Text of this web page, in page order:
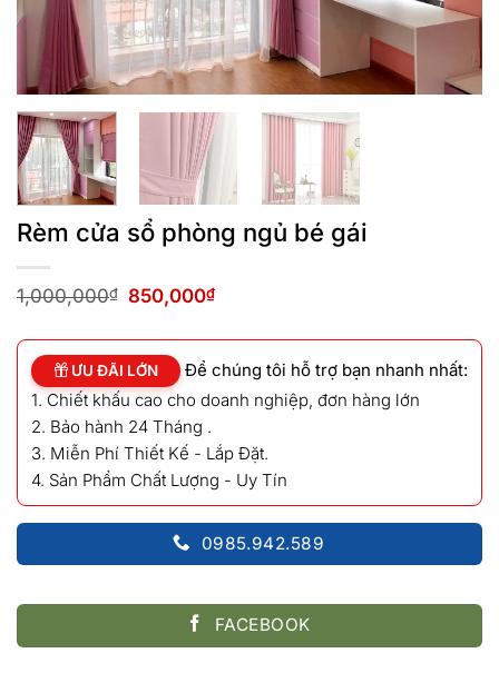
Rèm cửa sổ phòng ngủ bé gái
1,000,000₫ Giá
1,000,000₫.
850,000₫Giá
850,000₫.
ƯU ĐÃI LỚN
Để chúng tôi hỗ trợ bạn nhanh nhất:
1. Chiết khấu cao cho doanh nghiệp, đơn hàng lớn
2. Bảo hành 24 Tháng .
3. Miễn Phí Thiết Kế - Lắp Đặt.
4. Sản Phẩm Chất Lượng - Uy Tín
0985.942.589
FACEBOOK